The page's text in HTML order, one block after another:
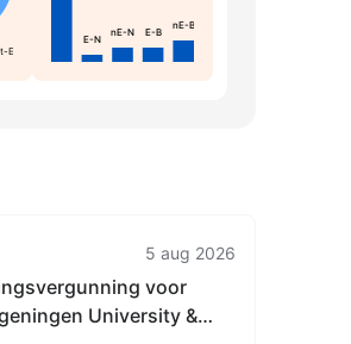
Eur.
E-N
nE-N E-B
nE-B
5 aug 2026
voor
University &